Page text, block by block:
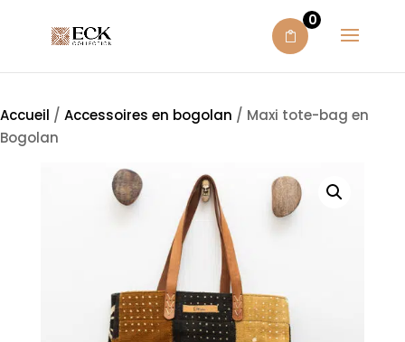
0
Accueil / Accessoires en bogolan / Maxi tote-bag en
Bogolan